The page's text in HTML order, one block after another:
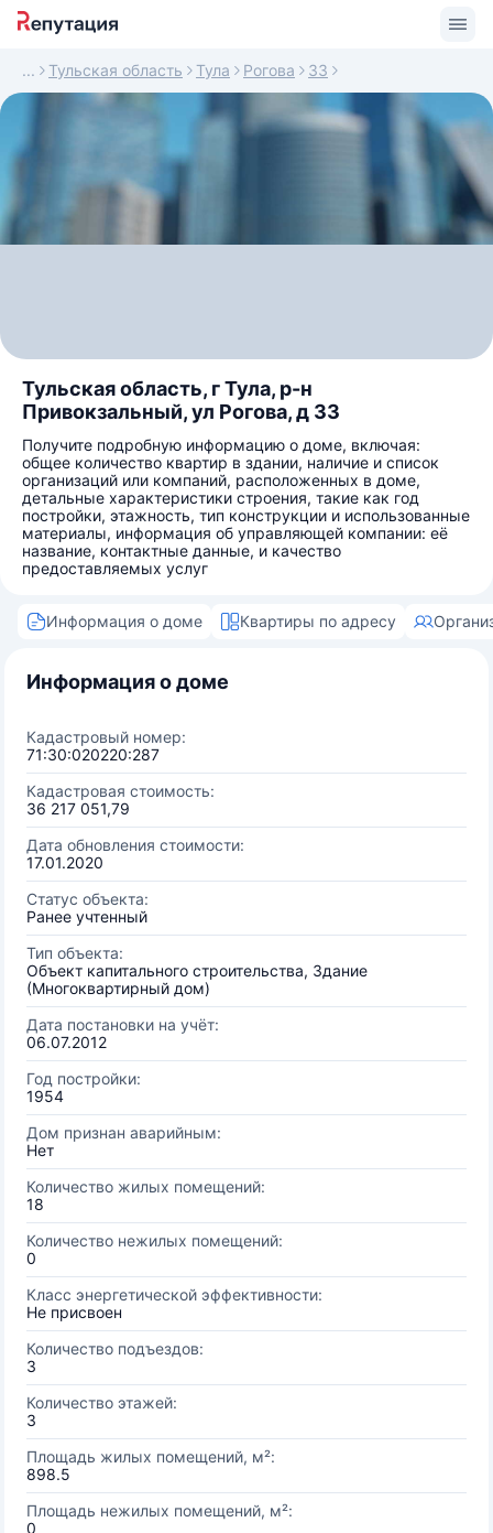
Тульская область Тула Рогова 33
Тульская область, г Тула, р-н
Привокзальный, ул Рогова, д 33
Получите подробную информацию о доме, включая:
общее количество квартир в здании, наличие и список
организаций или компаний, расположенных в доме,
детальные характеристики строения, такие как год
постройки, этажность, тип конструкции и использованные
материалы, информация об управляющей компании: её
название, контактные данные, и качество
предоставляемых услуг
Информация о доме Квартиры по адресу
Информация о доме
Кадастровый номер:
71:30:020220:287
Кадастровая стоимость:
36 217 051,79
Дата обновления стоимости:
17.01.2020
Статус объекта:
Ранее учтенный
Тип объекта:
Объект капитального строительства, Здание
(Многоквартирный дом)
Дата постановки на учёт:
06.07.2012
Год постройки:
1954
Дом признан аварийным:
Нет
Количество жилых помещений:
18
Количество нежилых помещений:
0
Класс энергетической эффективности:
Не присвоен
Количество подъездов:
3
Количество этажей:
3
Площадь жилых помещений, м²:
898.5
Площадь нежилых помещений, м²:
0